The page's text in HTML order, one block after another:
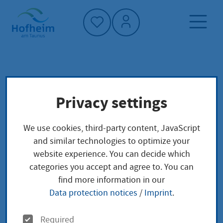
Home"
Reisepass beantragen
Reisepass beantragen
In vielen Ländern außerhalb der Europäischen Union
(EU) benötigen Sie bei der Einreise einen Reisepass.
Mit der deutschen Staatsbürgerschaft können Sie
Privacy settings
We use cookies, third-party content, JavaScript
and similar technologies to optimize your
website experience. You can decide which
categories you accept and agree to. You can
find more information in our
Data protection notices / Imprint.
O
Required